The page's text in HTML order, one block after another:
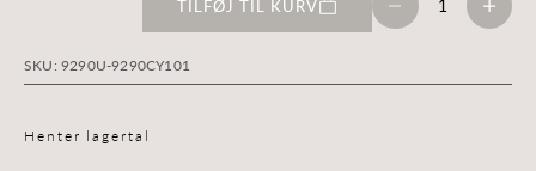
TILFØJ TIL KURV
SKU: 9290U-9290CY101
Henter lagertal